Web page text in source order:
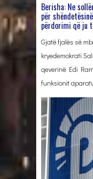
Berisha: Ne
për
përdorimi që ju
Gjatë fjalës së
kryedemokrati
qeverinë Edi
funksionit